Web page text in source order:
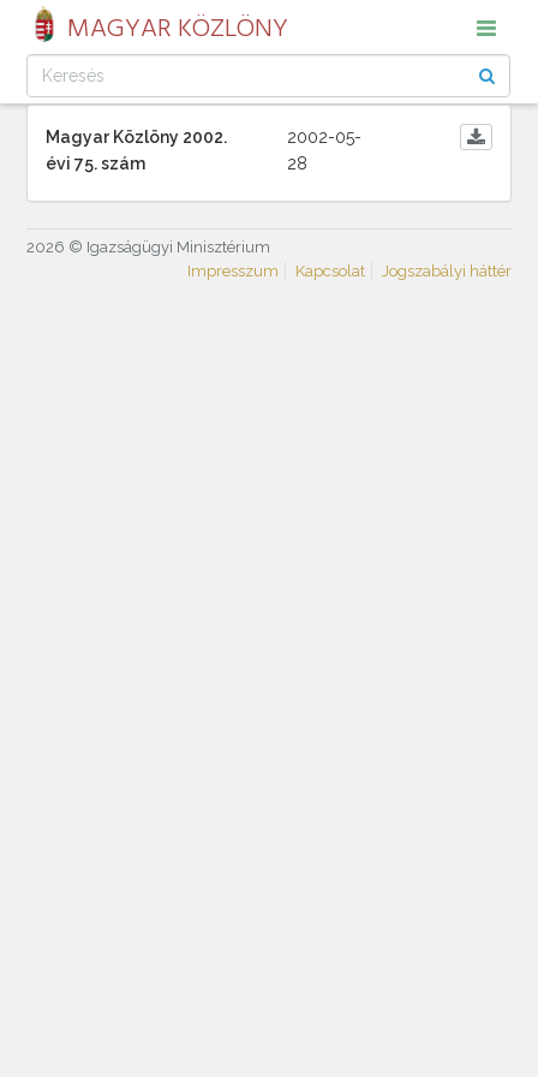
MAGYAR KÖZLÖNY
Magyar Közlöny 2002.
évi 75. szám
2002-05-
28
2026 © Igazságügyi Minisztérium
Impresszum
Kapcsolat Jogszabályi háttér